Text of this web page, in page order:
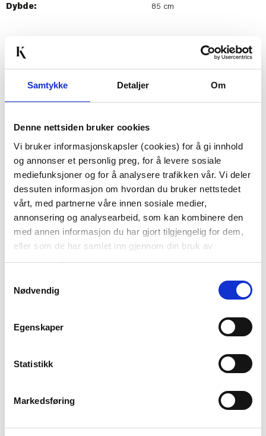
Samtykke Detaljer Om
Denne nettsiden bruker cookies
Vi bruker informasjonskapsler (cookies) for å gi innhold
og annonser et personlig preg, for å levere sosiale
mediefunksjoner og for å analysere trafikken vår. Vi deler
dessuten informasjon om hvordan du bruker nettstedet
vårt, med partnerne våre innen sosiale medier,
annonsering og analysearbeid, som kan kombinere den
med annen informasjon du har gjort tilgjengelig for dem,
eller som de har samlet inn gjennom din bruk av
tjenestene deres.
Nødvendig
Egenskaper
Statistikk
Markedsføring
Dybde:
85 cm
Passer med
LYSLYKT GIA 9 CM
FIGUR HJORT HUDSON
26 CM
299,90
PUTETREKK VELUR
KRONELYSESTAKE